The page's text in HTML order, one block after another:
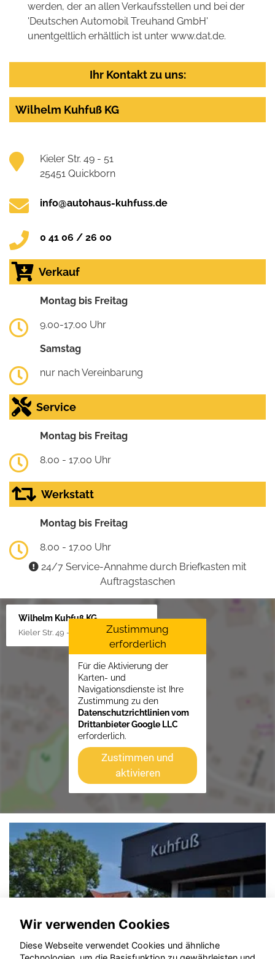
werden, der an allen Verkaufsstellen und bei der
'Deutschen Automobil Treuhand GmbH'
unentgeltlich erhältlich ist unter www.dat.de.
Ihr Kontakt zu uns:
Wilhelm Kuhfuß KG
Kieler Str. 49 - 51
25451 Quickborn
info@autohaus-kuhfuss.de
0 41 06 / 26 00
Verkauf
Montag bis Freitag
9.00-17.00 Uhr
Samstag
nur nach Vereinbarung
Service
Montag bis Freitag
8.00 - 17.00 Uhr
Werkstatt
Montag bis Freitag
8.00 - 17.00 Uhr
24/7 Service-Annahme durch Briefkasten mit
Auftragstaschen
Wilhelm Kuhfuß KG
Kieler Str. 49 - 51, 25451 Quickborn
Zustimmung
erforderlich
Für die Aktivierung der
Karten- und
Navigationsdienste ist Ihre
Zustimmung zu den
Datenschutzrichtlinien vom
Drittanbieter Google LLC
erforderlich.
Zustimmen und
aktivieren
Wir verwenden Cookies
Diese Webseite verwendet Cookies und ähnliche